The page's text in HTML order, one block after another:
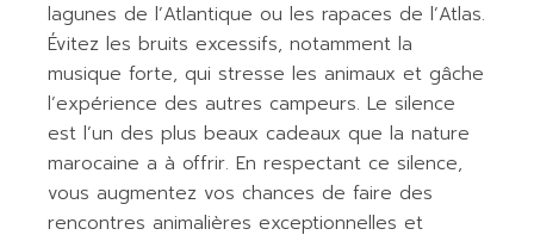
lagunes de l’Atlantique ou les rapaces de l’Atlas.
Évitez les bruits excessifs, notamment la
musique forte, qui stresse les animaux et gâche
l’expérience des autres campeurs. Le silence
est l’un des plus beaux cadeaux que la nature
marocaine a à offrir. En respectant ce silence,
vous augmentez vos chances de faire des
rencontres animalières exceptionnelles et